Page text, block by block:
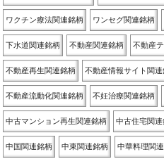
ワクチン療法関連銘柄 ワンセグ関連銘柄
下水道関連銘柄 不動産関連銘柄 不動産
不動産再生関連銘柄 不動産情報サイト関連
不動産流動化関連銘柄 不妊治療関連銘柄
中古マンション再生関連銘柄 中古住宅関連
中国関連銘柄 中東関連銘柄 中華料理関